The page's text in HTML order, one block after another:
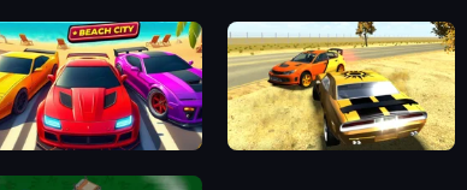
Fury 3D: Beach City 3D Car Simulator